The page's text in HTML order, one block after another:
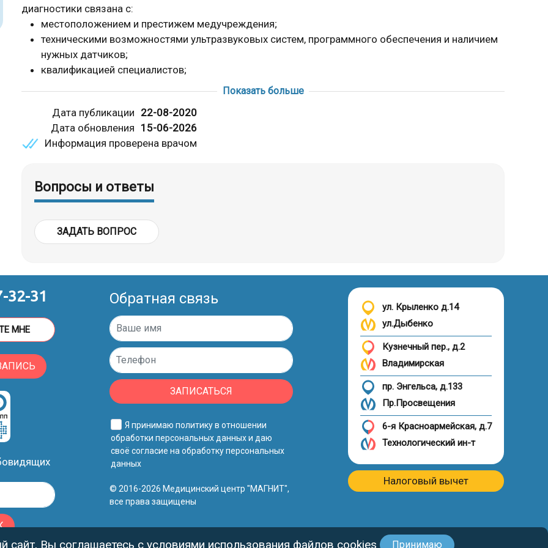
диагностики связана с:
местоположением и престижем медучреждения;
техническими возможностями ультразвуковых систем, программного обеспечения и наличием
нужных датчиков;
квалификацией специалистов;
программами лояльности к клиенту - информацию о действующих акциях и скидках можно
Комплексное УЗИ сосудов головы включает в себя транскраниальную допплерографию,
ультразвуковое дуплексное сканирование сосудов головы (УЗДС) и допплерографию артерий шеи
значительных физических нагрузок, переутомления не менее, чем за 2-3 дня до диагностической
процедуры. Прием препаратов следует согласовать с врачом.
Нейросонография при оценке брахиоцефальных сосудов показывает сужение просвета на фоне:
генерализованного атеросклероза с пристеночной бляшкой;
Показать больше
Дата публикации 22-08-2020
Дата обновления 15-06-2026
Информация проверена врачом
Вопросы и ответы
ЗАДАТЬ ВОПРОС
сайт, Вы соглашаетесь с условиями использования файлов cookies Принимаю
32-31
МНЕ
Обратная связь
ЗАПИСАТЬСЯ
Я принимаюполитику в отношении
обработки персональных данныхи даю
своёсогласие на обработку персональных
данных
© 2016-2026 Медицинский центр "МАГНИТ",
все права защищены
ул. Крыленко д.14
ул.Дыбенко
Кузнечный пер., д.2
Владимирская
пр. Энгельса, д.133
Пр.Просвещения
6-я Красноармейская, д.7
Технологический ин-т
Налоговый вычет